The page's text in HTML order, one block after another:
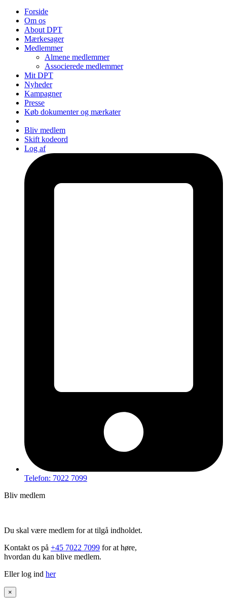
Forside
Om os
About DPT
Mærkesager
Medlemmer
Almene medlemmer
Associerede medlemmer
Mit DPT
Nyheder
Kampagner
Presse
Køb dokumenter og mærkater
Bliv medlem
Skift kodeord
Log af
Telefon: 7022 7099
Bliv medlem
Du skal være medlem for at tilgå indholdet.
Kontakt os på +45 7022 7099 for at høre,
hvordan du kan blive medlem.
Eller log ind her
×